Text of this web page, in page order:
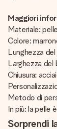
Maggiori
Materiale:
Colore:
Lunghezza
Larghezza del
Chiusura:
Metodo di
In più: la pelle
Sorprendi